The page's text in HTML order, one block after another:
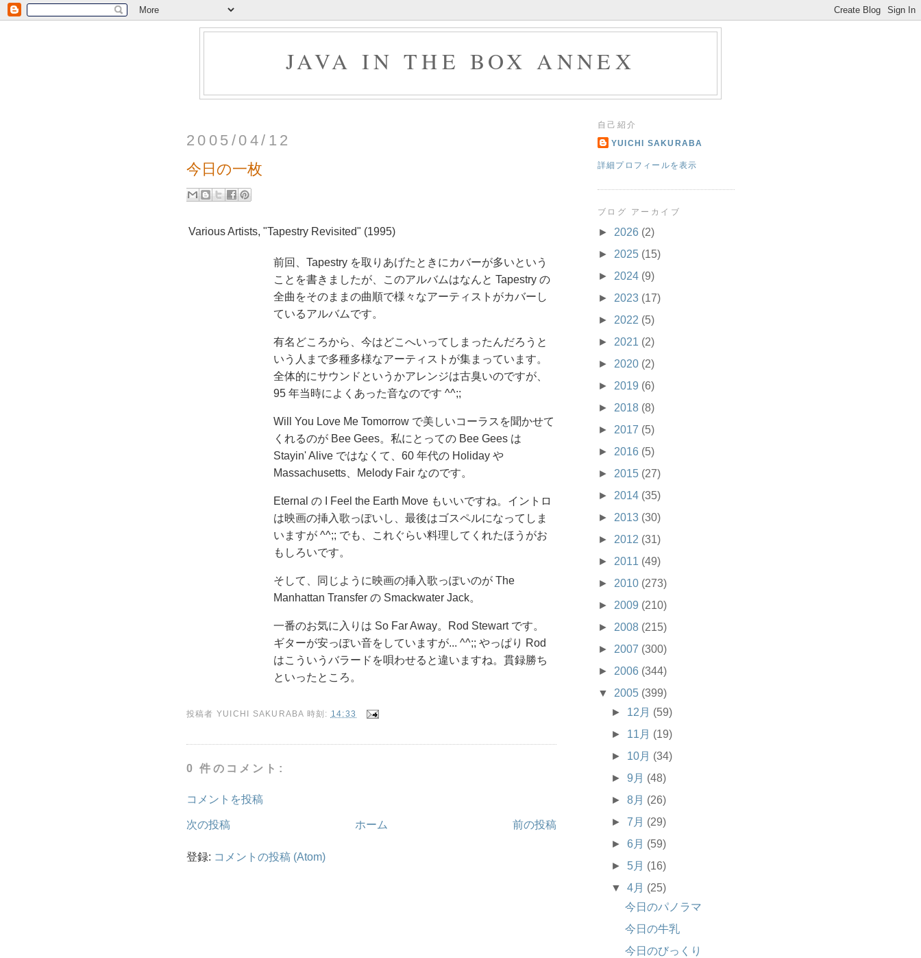
JAVA IN THE BOX ANNEX
2005/04/12
今日の一枚
Various Artists, "Tapestry Revisited" (1995)
前回、Tapestry を取りあげたときにカバーが多いという
ことを書きましたが、このアルバムはなんと Tapestry の
全曲をそのままの曲順で様々なアーティストがカバーし
ているアルバムです。
有名どころから、今はどこへいってしまったんだろうと
いう人まで多種多様なアーティストが集まっています。
全体的にサウンドというかアレンジは古臭いのですが、
95 年当時によくあった音なのです ^^;;
Will You Love Me Tomorrow で美しいコーラスを聞かせて
くれるのが Bee Gees。私にとっての Bee Gees は
Stayin' Alive ではなくて、60 年代の Holiday や
Massachusetts、Melody Fair なのです。
Eternal の I Feel the Earth Move もいいですね。イントロ
は映画の挿入歌っぽいし、最後はゴスペルになってしま
いますが ^^;; でも、これぐらい料理してくれたほうがお
もしろいです。
そして、同じように映画の挿入歌っぽいのが The
Manhattan Transfer の Smackwater Jack。
一番のお気に入りは So Far Away。Rod Stewart です。
ギターが安っぽい音をしていますが... ^^;; やっぱり Rod
はこういうバラードを唄わせると違いますね。貫録勝ち
といったところ。
投稿者 YUICHI SAKURABA 時刻: 14:33
0 件のコメント:
コメントを投稿
次の投稿 前の投稿
ホーム
登録: コメントの投稿 (Atom)
自己紹介
YUICHI SAKURABA
詳細プロフィールを表示
ブログ アーカイブ
► 2026 (2)
► 2025 (15)
► 2024 (9)
► 2023 (17)
► 2022 (5)
► 2021 (2)
► 2020 (2)
► 2019 (6)
► 2018 (8)
► 2017 (5)
► 2016 (5)
► 2015 (27)
► 2014 (35)
► 2013 (30)
► 2012 (31)
► 2011 (49)
► 2010 (273)
► 2009 (210)
► 2008 (215)
► 2007 (300)
► 2006 (344)
▼ 2005 (399)
► 12月 (59)
► 11月 (19)
► 10月 (34)
►9月 (48)
►8月 (26)
►7月 (29)
►6月 (59)
► 5月 (16)
▼4月 (25)
今日のパノラマ
今日の牛乳
今日のびっくり